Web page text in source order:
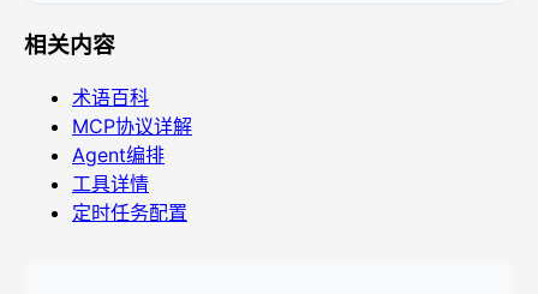
相关内容
术语百科
MCP协议详解
Agent编排
工具详情
定时任务配置